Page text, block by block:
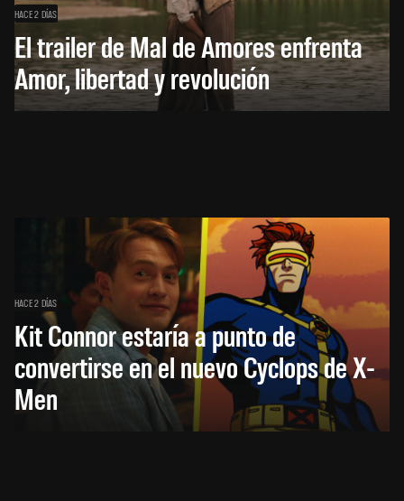
HACE 2 DÍAS
El trailer de Mal de Amores enfrenta
Amor, libertad y revolución
HACE 2 DÍAS
Kit Connor estaría a punto de
convertirse en el nuevo Cyclops de X-
Men